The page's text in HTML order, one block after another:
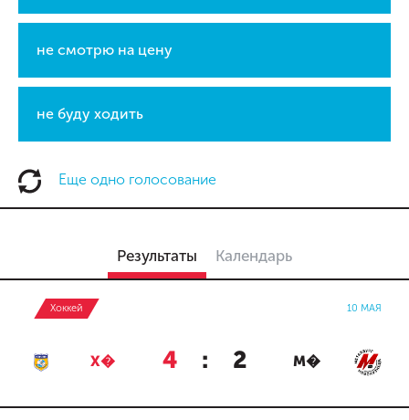
не смотрю на цену
не буду ходить
Еще одно голосование
Результаты Календарь
Хоккей 10 МАЯ
Х� 4 : 2 М�